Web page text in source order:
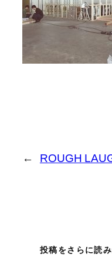
← ROUGH
投稿をさらに読